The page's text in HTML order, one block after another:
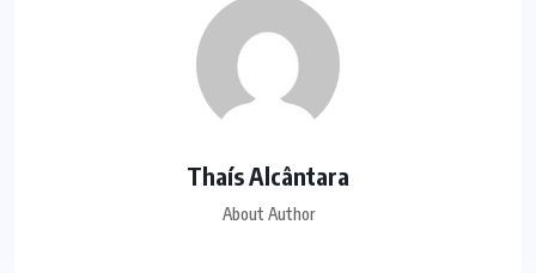
Thaís Alcântara
About Author